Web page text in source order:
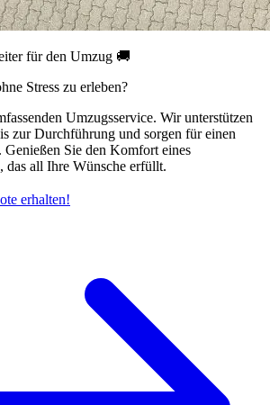
für den Umzug 🚚
Stress zu erleben?
Umzugsservice. Wir unterstützen
zur Durchführung und sorgen für einen
Sie den Komfort eines
das all Ihre Wünsche erfüllt.
erhalten!